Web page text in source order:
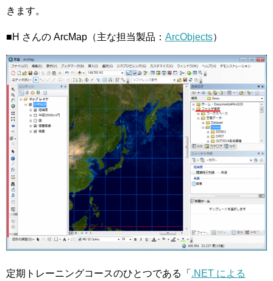
きます。
■H さんの ArcMap（主な担当製品： ArcObjects）
定期トレーニングコースのひとつである「 .NET による